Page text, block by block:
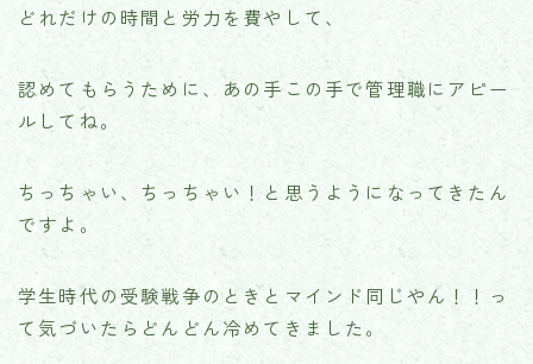
どれだけの時間と労力を費やして、
認めてもらうために、あの手この手で管理職にアピー
ルしてね。
ちっちゃい、ちっちゃい！と思うようになってきたん
ですよ。
学生時代の受験戦争のときとマインド同じやん！！っ
て気づいたらどんどん冷めてきました。